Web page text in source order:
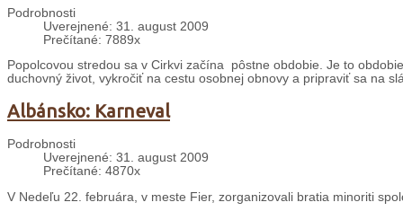
Podrobnosti
Uverejnené: 31. august 2009
Prečítané: 7889x
Popolcovou stredou sa v Cirkvi začína pôstne obdobie. Je to
duchovný život, vykročiť na cestu osobnej obnovy a pripraviť sa na
Albánsko: Karneval
Podrobnosti
Uverejnené: 31. august 2009
Prečítané: 4870x
V Nedeľu 22. februára, v meste Fier, zorganizovali bratia minoriti